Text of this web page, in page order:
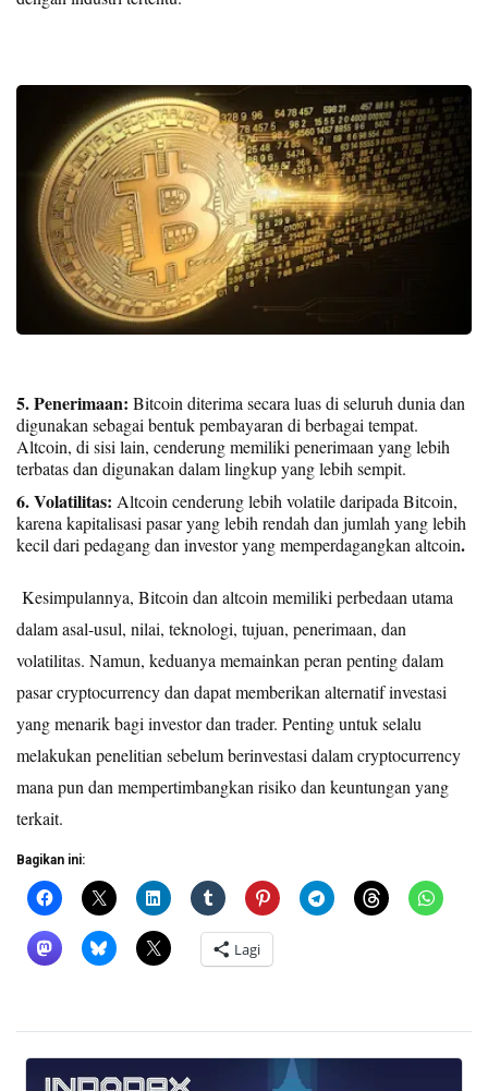
5. Penerimaan: Bitcoin diterima secara luas di seluruh dunia dan
digunakan sebagai bentuk pembayaran di berbagai tempat.
Altcoin, di sisi lain, cenderung memiliki penerimaan yang lebih
terbatas dan digunakan dalam lingkup yang lebih sempit.
6. Volatilitas: Altcoin cenderung lebih volatile daripada Bitcoin,
karena kapitalisasi pasar yang lebih rendah dan jumlah yang lebih
kecil dari pedagang dan investor yang memperdagangkan altcoin.
Kesimpulannya, Bitcoin dan altcoin memiliki perbedaan utama
dalam asal-usul, nilai, teknologi, tujuan, penerimaan, dan
volatilitas. Namun, keduanya memainkan peran penting dalam
pasar cryptocurrency dan dapat memberikan alternatif investasi
yang menarik bagi investor dan trader. Penting untuk selalu
melakukan penelitian sebelum berinvestasi dalam cryptocurrency
mana pun dan mempertimbangkan risiko dan keuntungan yang
terkait.
Bagikan ini:
Lagi